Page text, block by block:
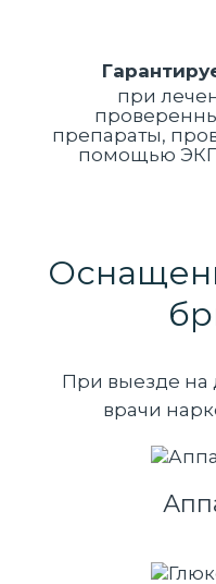
при
препараты,
помощью ЭКГ
При выезде на
врачи